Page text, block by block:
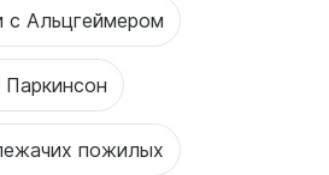
с Альцгеймером
пожилых